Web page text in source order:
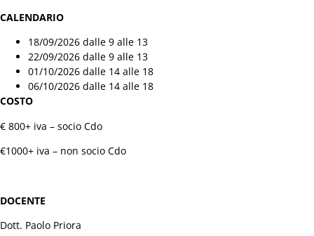
Persona
DIVENTA SOCIO
CONTATTI
CALENDARIO
18/09/2026 dalle 9 alle 13
22/09/2026 dalle 9 alle 13
01/10/2026 dalle 14 alle 18
06/10/2026 dalle 14 alle 18
COSTO
€ 800+ iva – socio Cdo
€1000+ iva – non socio Cdo
DOCENTE
Dott. Paolo Priora